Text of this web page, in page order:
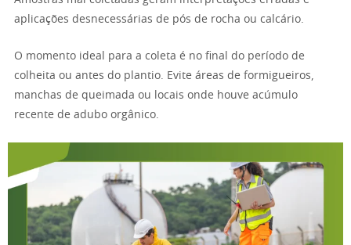
aplicações desnecessárias de pós de rocha ou calcário.
O momento ideal para a coleta é no final do período de
colheita ou antes do plantio. Evite áreas de formigueiros,
manchas de queimada ou locais onde houve acúmulo
recente de adubo orgânico.